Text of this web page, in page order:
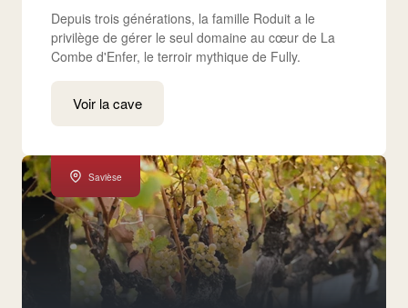
Depuis trois générations, la famille Roduit a le
privilège de gérer le seul domaine au cœur de La
Combe d'Enfer, le terroir mythique de Fully.
Voir la cave
Savièse